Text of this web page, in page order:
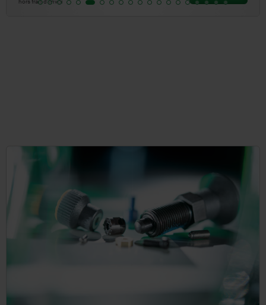
hors frais d’envoi